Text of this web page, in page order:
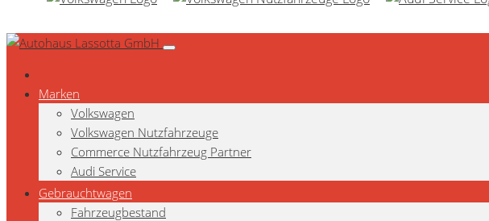
Marken
Volkswagen
Volkswagen Nutzfahrzeuge
Commerce Nutzfahrzeug Partner
Audi Service
Gebrauchtwagen
Fahrzeugbestand